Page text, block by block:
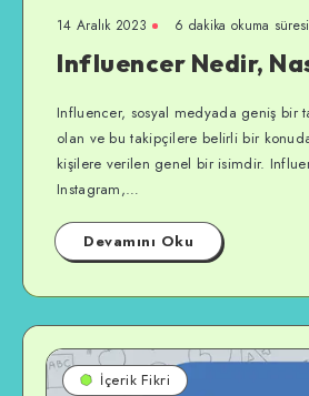
14 Aralık 2023 6 dakika okuma süresi
Influencer Nedir,
Influencer, sosyal medyada geniş bir
olan ve bu takipçilere belirli bir
kişilere verilen genel bir isimdir.
Instagram,…
Devamını Oku
İçerik Fikri